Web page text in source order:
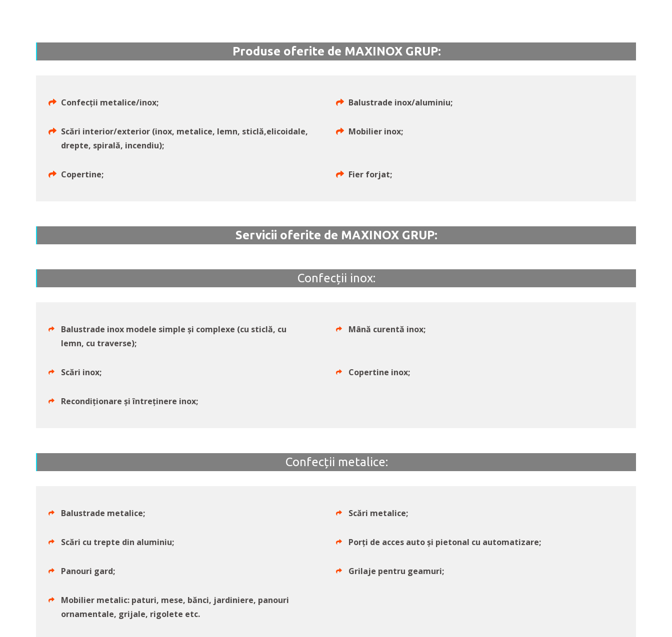
Produse oferite de MAXINOX GRUP:
Confecții metalice/inox; Balustrade inox/aluminiu;
Scări interior/exterior (inox, metalice, lemn, sticlă,elicoidale,
drepte, spirală, incendiu);
Mobilier inox;
Copertine; Fier forjat;
Servicii oferite de MAXINOX GRUP:
Confecții inox:
Balustrade inox modele simple și complexe (cu sticlă, cu
lemn, cu traverse);
Mână curentă inox;
Scări inox; Copertine inox;
Recondiționare și întreținere inox;
Confecții metalice:
Balustrade metalice; Scări metalice;
Scări cu trepte din aluminiu; Porți de acces auto și pietonal cu automatizare;
Panouri gard; Grilaje pentru geamuri;
Mobilier metalic: paturi, mese, bănci, jardiniere, panouri
ornamentale, grijale, rigolete etc.